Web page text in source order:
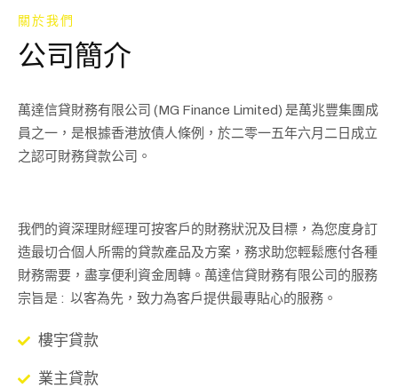
關於我們
公司簡介
萬達信貸財務有限公司 (MG Finance Limited) 是萬兆豐集團成
員之一，是根據香港放債人條例，於二零一五年六月二日成立
之認可財務貸款公司。
我們的資深理財經理可按客戶的財務狀況及目標，為您度身訂
造最切合個人所需的貸款產品及方案，務求助您輕鬆應付各種
財務需要，盡享便利資金周轉。萬達信貸財務有限公司的服務
宗旨是 : 以客為先，致力為客戶提供最專貼心的服務。
樓宇貸款
業主貸款